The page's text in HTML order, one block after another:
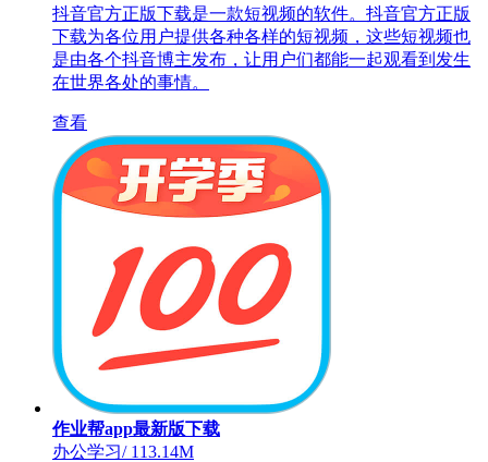
抖音官方正版下载是一款短视频的软件。抖音官方正版
下载为各位用户提供各种各样的短视频，这些短视频也
是由各个抖音博主发布，让用户们都能一起观看到发生
在世界各处的事情。
查看
作业帮app最新版下载
办公学习/113.14M